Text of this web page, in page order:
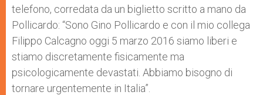
telefono, corredata da un biglietto scritto a mano da
Pollicardo: “Sono Gino Pollicardo e con il mio collega
Filippo Calcagno oggi 5 marzo 2016 siamo liberi e
stiamo discretamente fisicamente ma
psicologicamente devastati. Abbiamo bisogno di
tornare urgentemente in Italia”.